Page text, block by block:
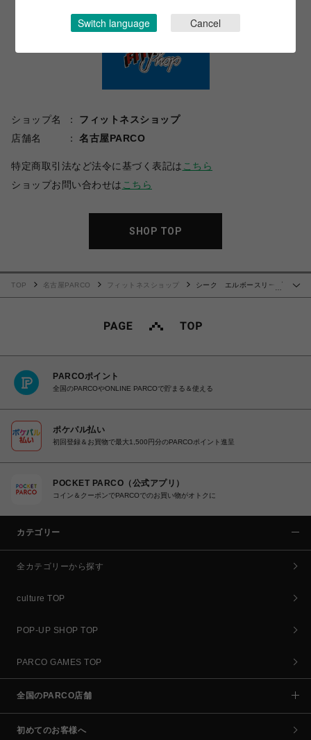
ショップ名
フィットネスショップ
店舗名
名古屋PARCO
特定商取引法など法令に基づく表記は こちら
ショップお問い合わせは こちら
SHOP TOP
TOP 名古屋PARCO フィットネスショップ
シーク エルボースリーブ
PARCOポイント
全国のPARCOやONLINE PARCOで貯まる＆使える
ポケパル払い
初回登録＆お買物で最大1,500円分のPARCOポイント進呈
POCKET PARCO（公式アプリ）
コイン＆クーポンでPARCOでのお買い物がオトクに
カテゴリー
全カテゴリーから探す
culture TOP
POP-UP SHOP TOP
PARCO GAMES TOP
全国のPARCO店舗
初めてのお客様へ
Switch language Cancel